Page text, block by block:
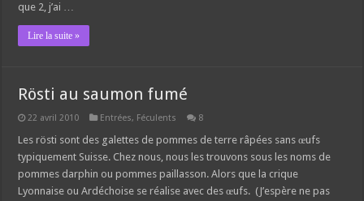
que 2, j’ai …
Lire la suite »
Rösti au saumon fumé
22 avril 2010 Entrées, Féculents 8
Les rösti sont des galettes de pommes de terre râpées sans œufs
typiquement Suisse. Chez nous, nous les trouvons sous les noms de
pommes darphin ou pommes paillasson. Alors que la crique
Lyonnaise ou Ardéchoise se réalise avec des œufs. (J’espère ne pas